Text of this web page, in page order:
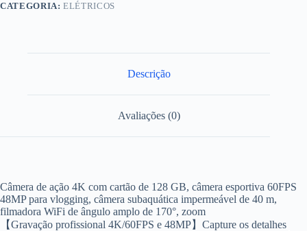
CATEGORIA:ELÉTRICOS
Descrição
Avaliações (0)
Câmera de ação 4K com cartão de 128 GB, câmera esportiva 60FPS
48MP para vlogging, câmera subaquática impermeável de 40 m,
filmadora WiFi de ângulo amplo de 170°, zoom
【Gravação profissional 4K/60FPS e 48MP】Capture os detalhes